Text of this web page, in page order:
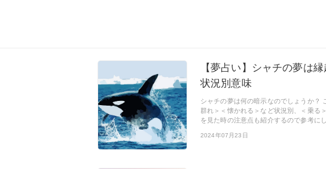
【夢占い】シャチの夢は
状況別意味
シャチの夢は何の暗示なのでしょうか？
群れ＞＜懐かれる＞など状況別、＜乗る
を見た時の注意点も紹介するので参考に
2024年07月23日